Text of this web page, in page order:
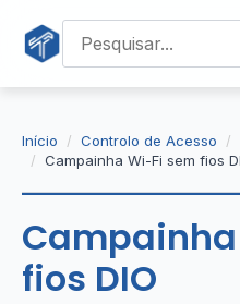
Início Controlo de Acesso
Campainha Wi-Fi sem fios
fios DIO